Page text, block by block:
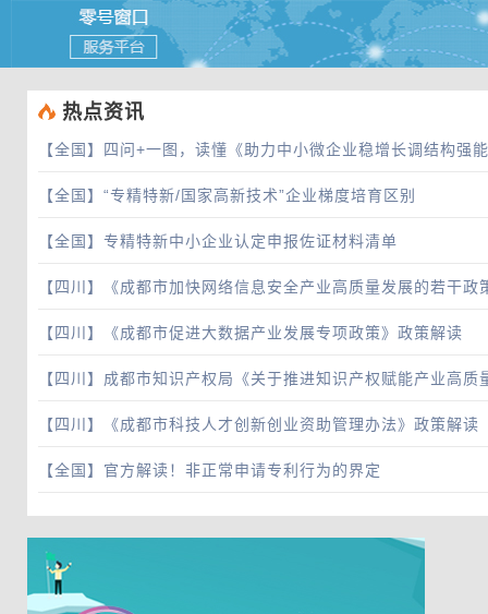
热点资讯
【全国】 四问+一图，读懂《助力中小微企业稳增长调结构强
【全国】 “专精特新/国家高新技术”企业梯度培育区别
【全国】 专精特新中小企业认定申报佐证材料清单
【四川】 《成都市加快网络信息安全产业高质量发展的若干
【四川】 《成都市促进大数据产业发展专项政策》政策解读
【四川】 成都市知识产权局《关于推进知识产权赋能产业高质
【四川】 《成都市科技人才创新创业资助管理办法》政策解读
【全国】 官方解读！非正常申请专利行为的界定